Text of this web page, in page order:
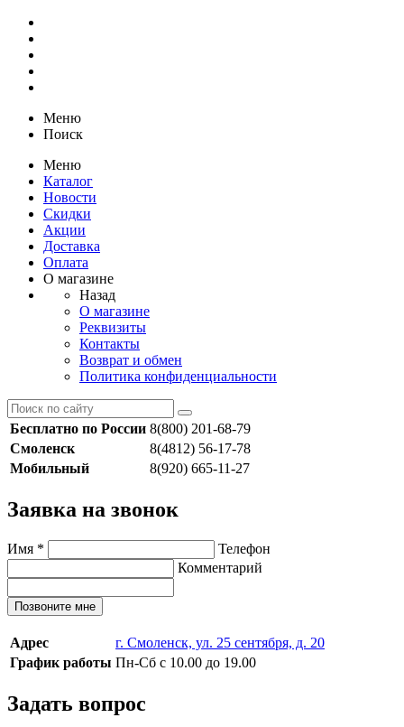
Меню
Поиск
Меню
Каталог
Новости
Скидки
Акции
Доставка
Оплата
О магазине
Назад
О магазине
Реквизиты
Контакты
Возврат и обмен
Политика конфиденциальности
Бесплатно по России 8(800) 201-68-79
Смоленск
8(4812) 56-17-78
Мобильный
8(920) 665-11-27
Заявка на звонок
Имя *
Телефон
Комментарий
Позвоните мне
Адрес
г. Смоленск, ул. 25 сентября, д. 20
График работы Пн-Сб с 10.00 до 19.00
Задать вопрос